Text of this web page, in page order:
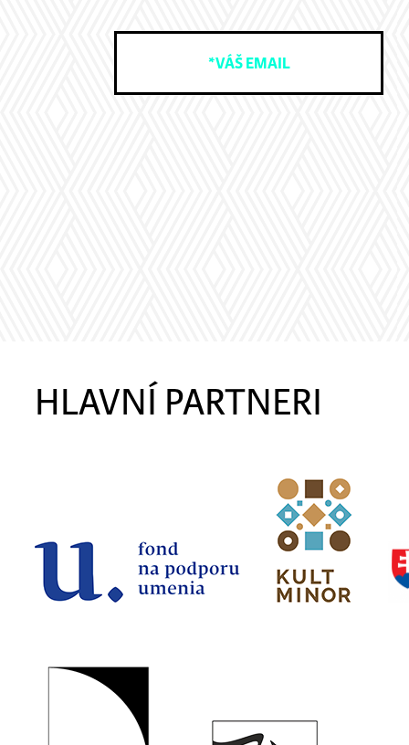
HLAVNÍ PARTNERI